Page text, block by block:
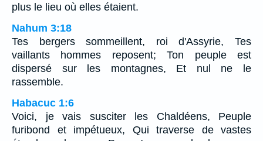
plus le lieu où elles étaient.
Nahum 3:18
Tes bergers sommeillent, roi d'Assyrie, Tes
vaillants hommes reposent; Ton peuple est
dispersé sur les montagnes, Et nul ne le
rassemble.
Habacuc 1:6
Voici, je vais susciter les Chaldéens, Peuple
furibond et impétueux, Qui traverse de vastes